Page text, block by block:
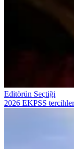
Editörün Seçtiği
2026 EKPSS